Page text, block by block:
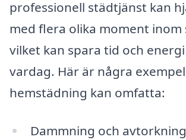
professionell städtjänst kan
med flera olika moment inom
vilket kan spara tid och
vardag. Här är några
hemstädning kan omfatta:
Dammning och